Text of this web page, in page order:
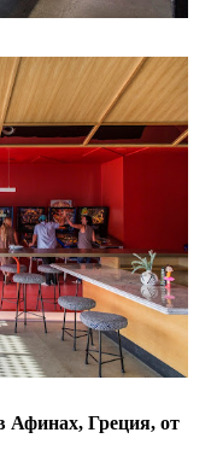
Афинах, Греция, от